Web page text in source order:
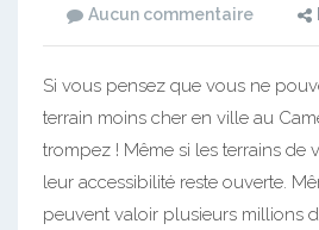
Aucun commentaire
Si vous pensez que vous ne
terrain moins cher en ville au
trompez ! Même si les terrains de
leur accessibilité reste ouverte.
peuvent valoir plusieurs millions